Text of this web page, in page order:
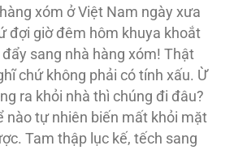
xóm ở Việt Nam ngày xưa
đợi giờ đêm hôm khuya khoắt
đẩy sang nhà hàng xóm! Thật
chứ không phải có tính xấu. Ừ
ra khỏi nhà thì chúng đi đâu?
nào tự nhiên biến mất khỏi mặt
Tam thập lục kế, tếch sang